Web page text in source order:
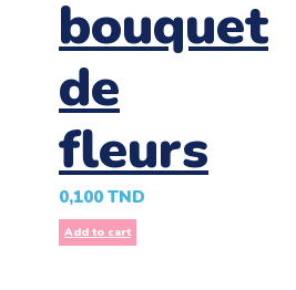
bouquet
de
fleurs
0,100 TND
Add to cart